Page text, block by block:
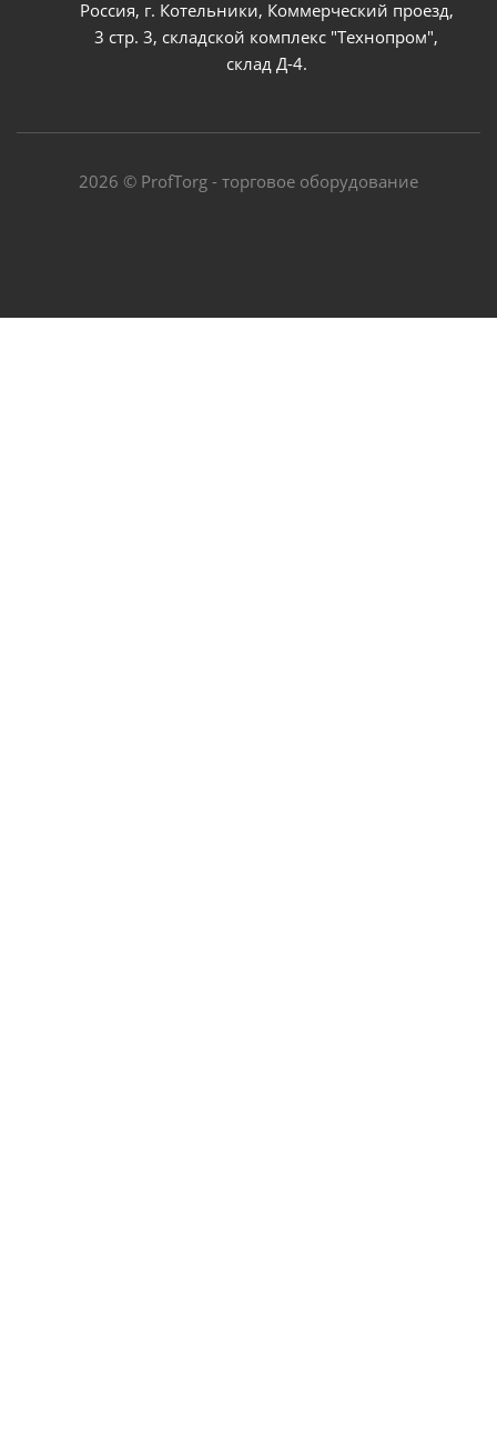
Россия, г. Котельники, Коммерческий проезд,
3 стр. 3, складской комплекс "Технопром",
склад Д-4.
2026 © ProfTorg - торговое оборудование